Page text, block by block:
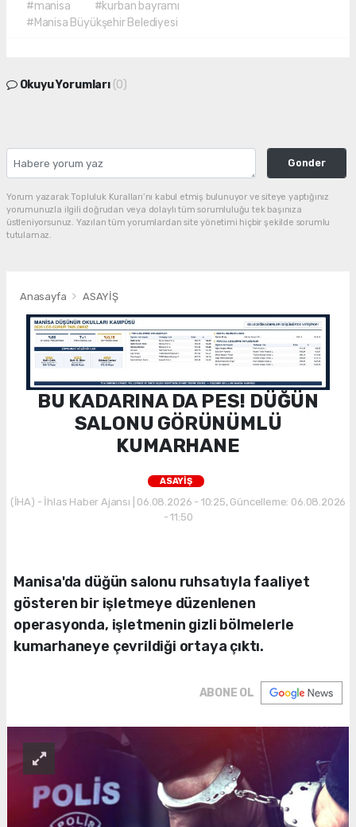
#manisa
#kurban bayramı
#Manisa Büyükşehir Belediyesi
Okuyu Yorumları (0)
Gonder
Yorum yazarak Topluluk Kuralları’nı kabul etmiş bulunuyor ve siteye yaptığınız
yorumunuzla ilgili doğrudan veya dolaylı tüm sorumluluğu tek başınıza
üstleniyorsunuz. Yazılan tüm yorumlardan site yönetimi hiçbir şekilde sorumlu
tutulamaz.
Anasayfa ASAYİŞ
BU KADARINA DA PES! DÜĞÜN
SALONU GÖRÜNÜMLÜ
KUMARHANE
ASAYİŞ
(İHA) - İhlas Haber Ajansı | 06.08.2026 - 10:25, Güncelleme: 06.08.2026
- 11:50
Manisa'da düğün salonu ruhsatıyla faaliyet
gösteren bir işletmeye düzenlenen
operasyonda, işletmenin gizli bölmelerle
kumarhaneye çevrildiği ortaya çıktı.
ABONE OL